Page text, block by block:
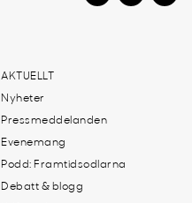
AKTUELLT
Nyheter
Pressmeddelanden
Evenemang
Podd: Framtidsodlarna
Debatt & blogg